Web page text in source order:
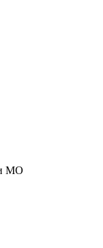
и МО